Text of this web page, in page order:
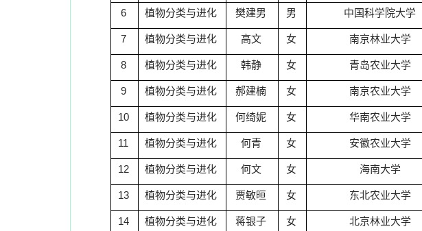
6 植物分类与进化 樊建男 男 中国科学院大学
7 植物分类与进化 高文 女 南京林业大学
8 植物分类与进化 韩静 女 青岛农业大学
9 植物分类与进化 郝建楠 女 南京农业大学
10 植物分类与进化 何绮妮 女 华南农业大学
11 植物分类与进化 何青 女 安徽农业大学
12 植物分类与进化 何文 女 海南大学
13 植物分类与进化 贾敏晅 女 东北农业大学
14 植物分类与进化 蒋银子 女 北京林业大学